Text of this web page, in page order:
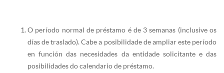
O período normal de préstamo é de 3 semanas (inclusive os
días de traslado). Cabe a posibilidade de ampliar este período
en función das necesidades da entidade solicitante e das
posibilidades do calendario de préstamo.